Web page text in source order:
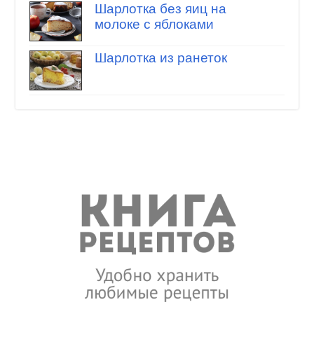
Шарлотка без яиц на
молоке с яблоками
Шарлотка из ранеток